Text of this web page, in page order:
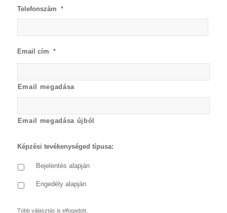
Telefonszám *
Email cím *
Email megadása
Email megadása újból
Képzési tevékenységed típusa:
Bejelentés alapján
Engedély alapján
Több választás is elfogadott.